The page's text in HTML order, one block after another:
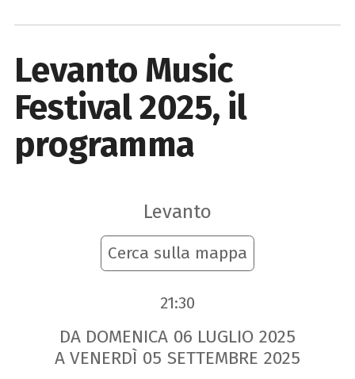
Levanto Music
Festival 2025, il
programma
Levanto
Cerca sulla mappa
21:30
DA DOMENICA 06 LUGLIO 2025
A VENERDÌ 05 SETTEMBRE 2025